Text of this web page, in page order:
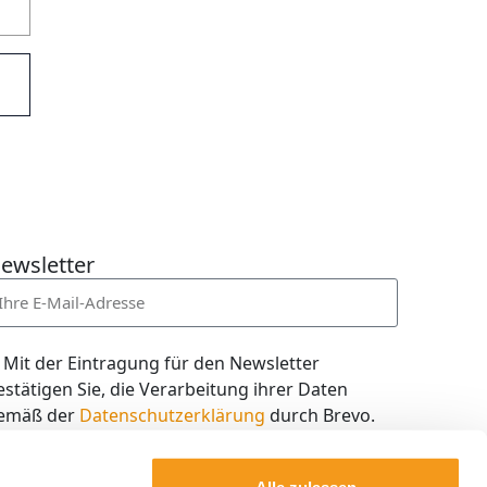
Mit der Eintragung für den Newsletter
Sie, die Verarbeitung ihrer Daten
der Datenschutzerklärung durch Brevo.
ich jederzeit mit dem Link im Newsletter